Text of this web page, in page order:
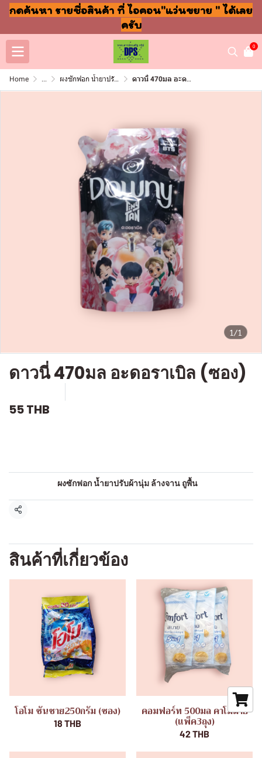
กดค้นหา รายชื่อสินค้า ที่ ไอคอน"แว่นขยาย " ได้เลย
ครับ
0
Home ... ผงซักฟอก น้ำยาปรับผ้านุ่ม ล้างจาน ถูพื้น ดาวนี่ 470มล อะดอราเบิล (ซอง)
1/1
ดาวนี่ 470มล อะดอราเบิล (ซอง)
55 THB
ผงซักฟอก น้ำยาปรับผ้านุ่ม ล้างจาน ถูพื้น
แชร์
สินค้าที่เกี่ยวข้อง
โอโม ซันชาย250กรัม (ซอง)
18 THB
คอมฟอร์ท 500มล คาโมมาย
(แพ็ค3ถุง)
42 THB